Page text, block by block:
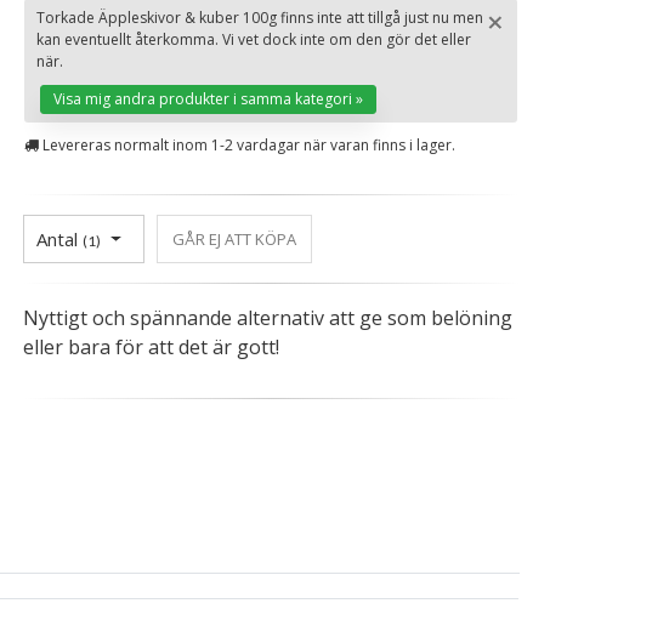
×
Torkade Äppleskivor & kuber 100g finns inte att tillgå just nu men
kan eventuellt återkomma. Vi vet dock inte om den gör det eller
när.
Visa mig andra produkter i samma kategori »
Levereras normalt inom 1-2 vardagar när varan finns i lager.
Antal (1) GÅR EJ ATT KÖPA
Nyttigt och spännande alternativ att ge som belöning
eller bara för att det är gott!